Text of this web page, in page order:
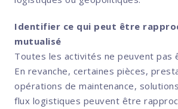
Identifier ce qui peut être
mutualisé
Toutes les activités ne peuvent pas
En revanche, certaines pièces,
opérations de maintenance,
flux logistiques peuvent être